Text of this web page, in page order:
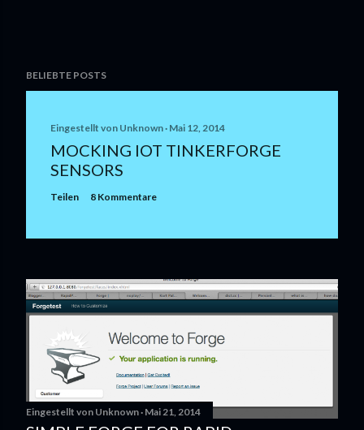
BELIEBTE POSTS
Eingestellt von Unknown Mai 12, 2014
MOCKING IOT TINKERFORGE
SENSORS
Teilen 8 Kommentare
Eingestellt von Unknown Mai 21, 2014